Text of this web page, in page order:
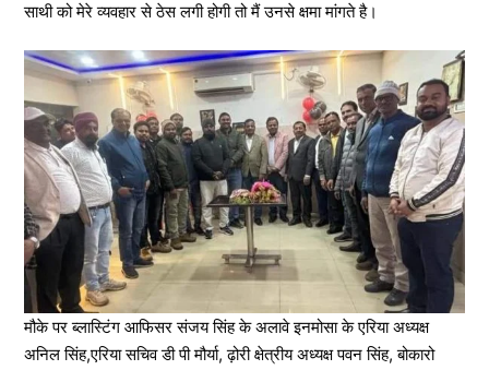
साथी को मेरे व्यवहार से ठेस लगी होगी तो मैं उनसे क्षमा मांगते है।
मौके पर ब्लास्टिंग आफिसर संजय सिंह के अलावे इनमोसा के एरिया अध्यक्ष
अनिल सिंह,एरिया सचिव डी पी मौर्या, ढ़ोरी क्षेत्रीय अध्यक्ष पवन सिंह, बोकारो